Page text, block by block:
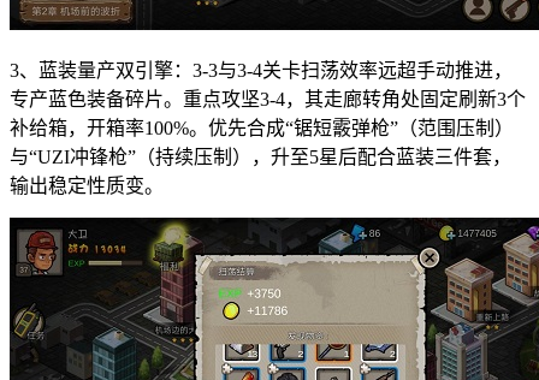
3、蓝装量产双引擎：3-3与3-4关卡扫荡效率远超手动推进，
专产蓝色装备碎片。重点攻坚3-4，其走廊转角处固定刷新3个
补给箱，开箱率100%。优先合成“锯短霰弹枪”（范围压制）
与“UZI冲锋枪”（持续压制），升至5星后配合蓝装三件套，
输出稳定性质变。